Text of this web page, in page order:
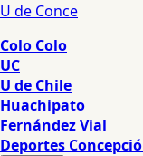
U de Conce
Colo Colo
UC
U de Chile
Huachipato
Fernández Vial
Deportes